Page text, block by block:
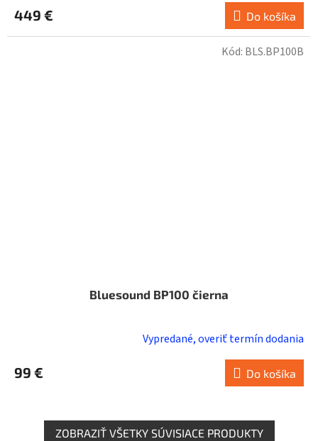
449 € Do košíka
Bluesound BP100 čierna
Vypredané, overiť termín dodania
99 € Do košíka
Kód: BLS.BP100B
ZOBRAZIŤ VŠETKY SÚVISIACE PRODUKTY